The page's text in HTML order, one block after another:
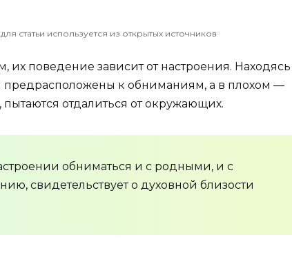
статьи используется из открытых источников
поведение зависит от настроения. Находясь
предрасположены к обниманиям, а в плохом —
пытаются отдалиться от окружающих.
обниматься и с родными, и с
свидетельствует о духовной близости